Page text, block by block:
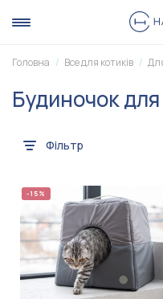
Головна Все для котиків
Будиночок для
Фільтр
-15%